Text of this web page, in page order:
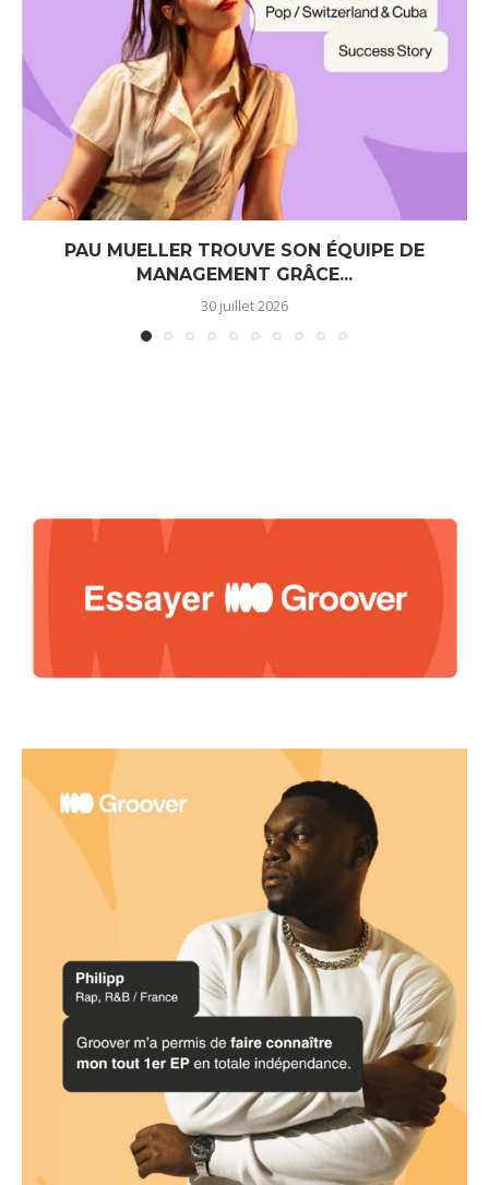
PAU MUELLER TROUVE SON ÉQUIPE DE
MANAGEMENT GRÂCE...
30 juillet 2026